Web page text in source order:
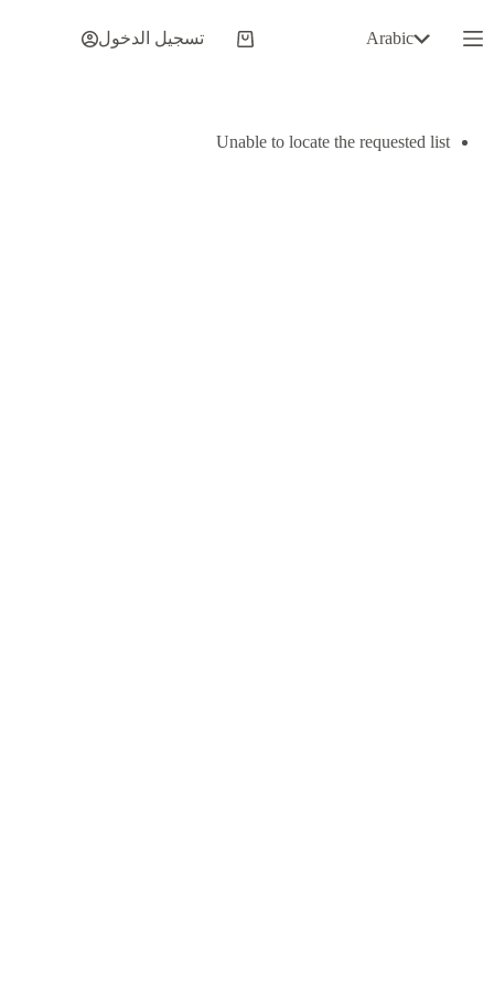
إلى
المحتوى
Arabic
عربة
تسجيل الدخول
Unable to locate the requested list